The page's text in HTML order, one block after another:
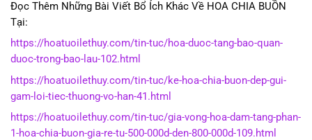
Đọc Thêm Những Bài Viết Bổ Ích Khác Về HOA CHIA BUỒN
Tại:
https://hoatuoilethuy.com/tin-tuc/hoa-duoc-tang-bao-quan-
duoc-trong-bao-lau-102.html
https://hoatuoilethuy.com/tin-tuc/ke-hoa-chia-buon-dep-gui-
gam-loi-tiec-thuong-vo-han-41.html
https://hoatuoilethuy.com/tin-tuc/gia-vong-hoa-dam-tang-phan-
1-hoa-chia-buon-gia-re-tu-500-000d-den-800-000d-109.html